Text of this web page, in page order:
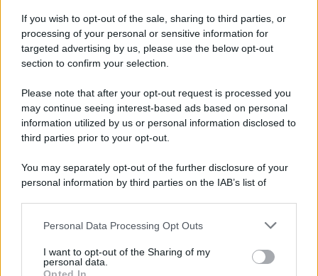
If you wish to opt-out of the sale, sharing to third parties, or
processing of your personal or sensitive information for
targeted advertising by us, please use the below opt-out
section to confirm your selection.
Please note that after your opt-out request is processed you
may continue seeing interest-based ads based on personal
information utilized by us or personal information disclosed to
third parties prior to your opt-out.
You may separately opt-out of the further disclosure of your
personal information by third parties on the IAB’s list of
This information may also be disclosed by us to third parties
disclose it to other third parties.
Personal Data Processing Opt Outs
I want to opt-out of the Sharing of my
personal data.
© 2026 - Pianeta Design - P.IVA 04827280654 - Testata
Registrata Al Tribunale Di Nocera Inferiore N. 8/2020 - RG N.
ISCRIZIONE AL ROC N. 35792 – ISCRITTA ALL’ANSO
(ASSOCIAZIONE NAZIONALE STAMPA ONLINE)
PREFERENZE PRIVACY